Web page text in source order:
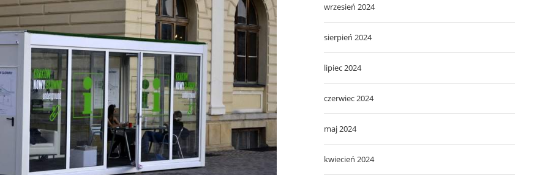
wrzesień 2024
sierpień 2024
lipiec 2024
czerwiec 2024
maj 2024
kwiecień 2024